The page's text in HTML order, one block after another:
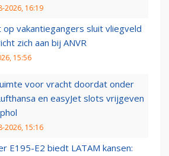
2026, 16:19
op vakantiegangers sluit vliegveld
zich aan bij ANVR
15:56
voor vracht doordat onder
en easyJet slots vrijgeven
2026, 15:16
E195-E2 biedt LATAM kansen: